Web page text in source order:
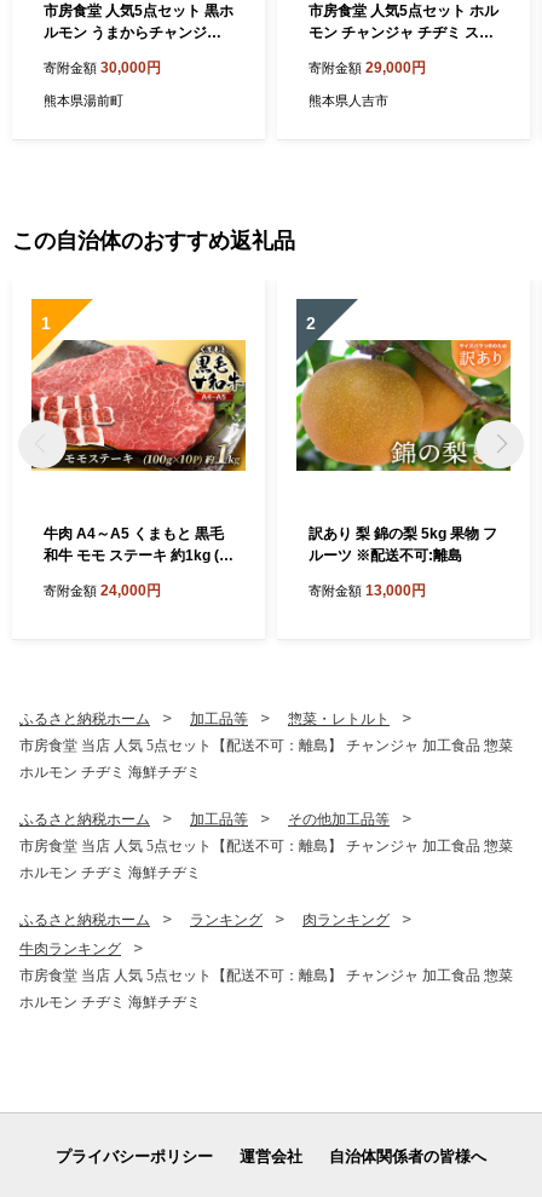
市房食堂 人気5点セット 黒ホ
ルモン うまからチャンジャ
ンドゥブチゲ ホルモン チャ
ンジャ チヂミ スンドゥブ チ
寄附金額 30,000円
熊本県湯前町
市房食堂 人気5点セット ホル
モン チャンジャ チヂミ スン
寄附金額 29,000円
熊本県人吉市
この自治体のおすすめ返礼品
1
牛肉 A4～A5 くまもと 黒毛
和牛 モモ ステーキ 約1kg (1
配送不可：離島
寄附金額 24,000円
2
訳あり 梨 錦の梨 5kg 果物 フ
ルーツ ※配送不可:離島
寄附金額 13,000円
ふるさと納税ホーム 加工品等
惣菜・レトルト
市房食堂 当店 人気 5点セット【配送不可：離島】 チャンジャ 加工食品 惣菜
ホルモン チヂミ 海鮮チヂミ
ふるさと納税ホーム 加工品等
その他加工品等
市房食堂 当店 人気 5点セット【配送不可：離島】 チャンジャ 加工食品 惣菜
ホルモン チヂミ 海鮮チヂミ
ふるさと納税ホーム ランキング
肉ランキング
牛肉ランキング
市房食堂 当店 人気 5点セット【配送不可：離島】 チャンジャ 加工食品 惣菜
ホルモン チヂミ 海鮮チヂミ
プライバシーポリシー 運営会社 自治体関係者の皆様へ